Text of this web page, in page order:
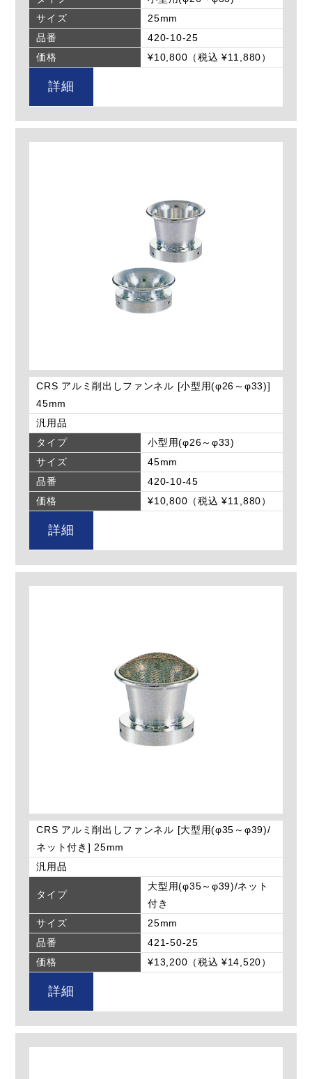
サイズ
25mm
品番
420-10-25
価格
¥10,800（税込 ¥11,880）
詳細
CRS アルミ削出しファンネル [小型用(φ26～φ33)]
45mm
汎用品
タイプ
小型用(φ26～φ33)
サイズ
45mm
品番
420-10-45
価格
¥10,800（税込 ¥11,880）
詳細
CRS アルミ削出しファンネル [大型用(φ35～φ39)/
ネット付き] 25mm
汎用品
タイプ
大型用(φ35～φ39)/ネット
付き
サイズ
25mm
品番
421-50-25
価格
¥13,200（税込 ¥14,520）
詳細